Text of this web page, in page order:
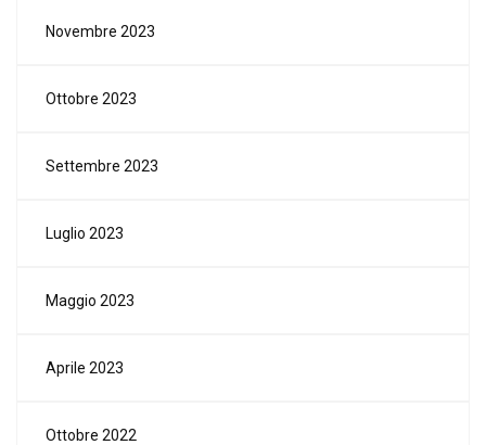
Novembre 2023
Ottobre 2023
Settembre 2023
Luglio 2023
Maggio 2023
Aprile 2023
Ottobre 2022